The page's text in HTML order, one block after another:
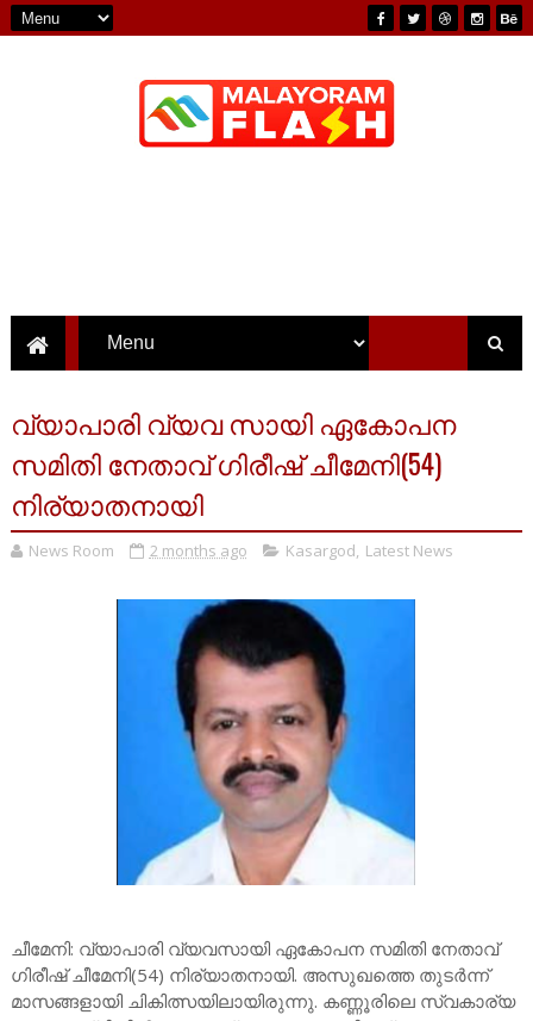
വ്യാപാരി വ്യവ സായി ഏകോപന
സമിതി നേതാവ് ഗിരീഷ് ചീമേനി(54)
നിര്യാതനായി
News Room 2 months ago Kasargod, Latest News
ചീമേനി: വ്യാപാരി വ്യവസായി ഏകോപന സമിതി നേതാവ്
ഗിരീഷ് ചീമേനി(54) നിര്യാതനായി. അസുഖത്തെ തുടർന്ന്
മാസങ്ങളായി ചികിത്സയിലായിരുന്നു. കണ്ണൂരിലെ സ്വകാര്യ